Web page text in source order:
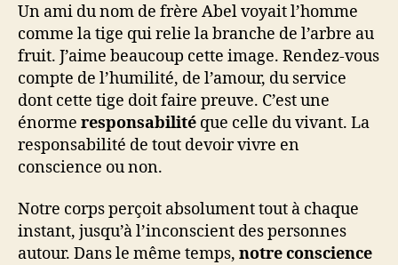
Un ami du nom de frère Abel voyait l’homme
comme la tige qui relie la branche de l’arbre au
fruit. J’aime beaucoup cette image. Rendez-vous
compte de l’humilité, de l’amour, du service
dont cette tige doit faire preuve. C’est une
énorme responsabilité que celle du vivant. La
responsabilité de tout devoir vivre en
conscience ou non.
Notre corps perçoit absolument tout à chaque
instant, jusqu’à l’inconscient des personnes
autour. Dans le même temps, notre conscience